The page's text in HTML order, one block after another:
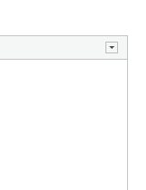
및 이용목적이 달성